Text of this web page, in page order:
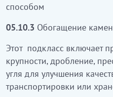
05.10.2Тас көмірді жер
05.10.3Тас көмірді
Бұл ішкі класқа тас
оны тасымалдауды
үшін шаю, ірілігіне
сығымдау және т.б. кіреді
способом
05.10.3 Обогащение
Этот подкласс включает
крупности, дробление,
угля для улучшения
транспортировки или